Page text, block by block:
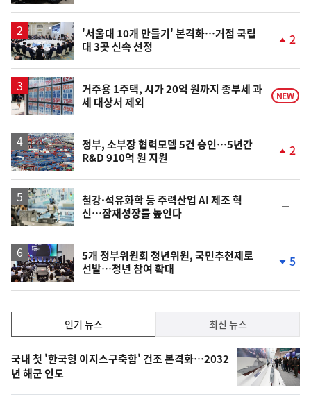
상
'서울대 10개 만들기' 본격화…거점 국립
대 3곳 신속 선정
상
승
2
거주용 1주택, 시가 20억 원까지 종부세 과
세 대상서 제외
NEW
정부, 소부장 협력모델 5건 승인…5년간
R&D 910억 원 지원
상
2
철강·석유화학 등 주력산업 AI 제조 혁
신…잠재성장률 높인다
일
5개 정부위원회 청년위원, 국민추천제로
선발…청년 참여 확대
하
락
5
기,
최
신,
인기 뉴스 최신 뉴스
기
뉴
스
국내 첫 '한국형 이지스구축함' 건조 본격화…2032
년 해군 인도